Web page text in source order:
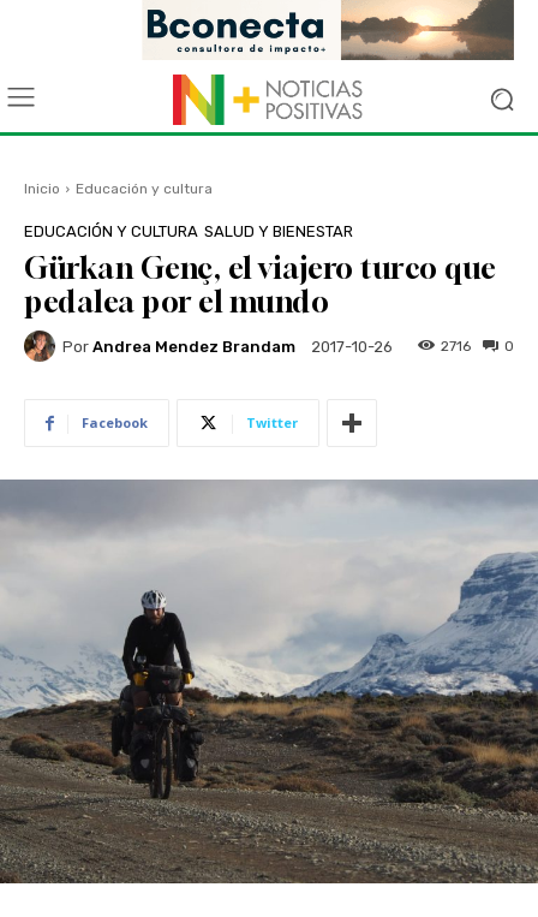
Inicio Educación y cultura
EDUCACIÓN Y CULTURA SALUD Y BIENESTAR
Gürkan Genç, el viajero turco que
pedalea por el mundo
Por Andrea Mendez Brandam 2017-10-26 0
2716
Facebook Twitter